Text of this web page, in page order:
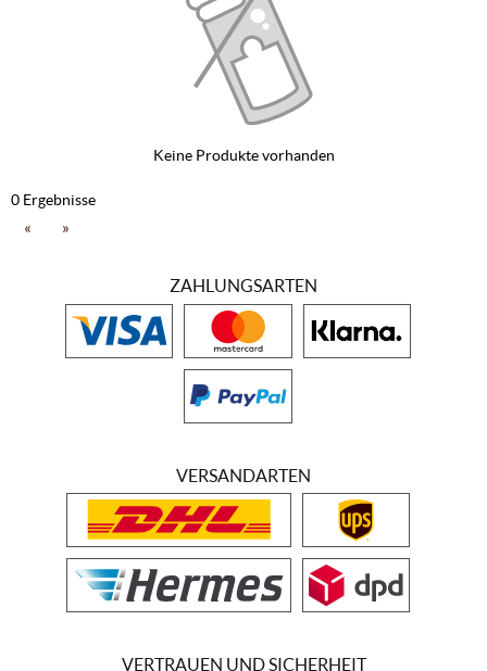
Keine Produkte vorhanden
0 Ergebnisse
« »
ZAHLUNGSARTEN
VERSANDARTEN
VERTRAUEN UND SICHERHEIT